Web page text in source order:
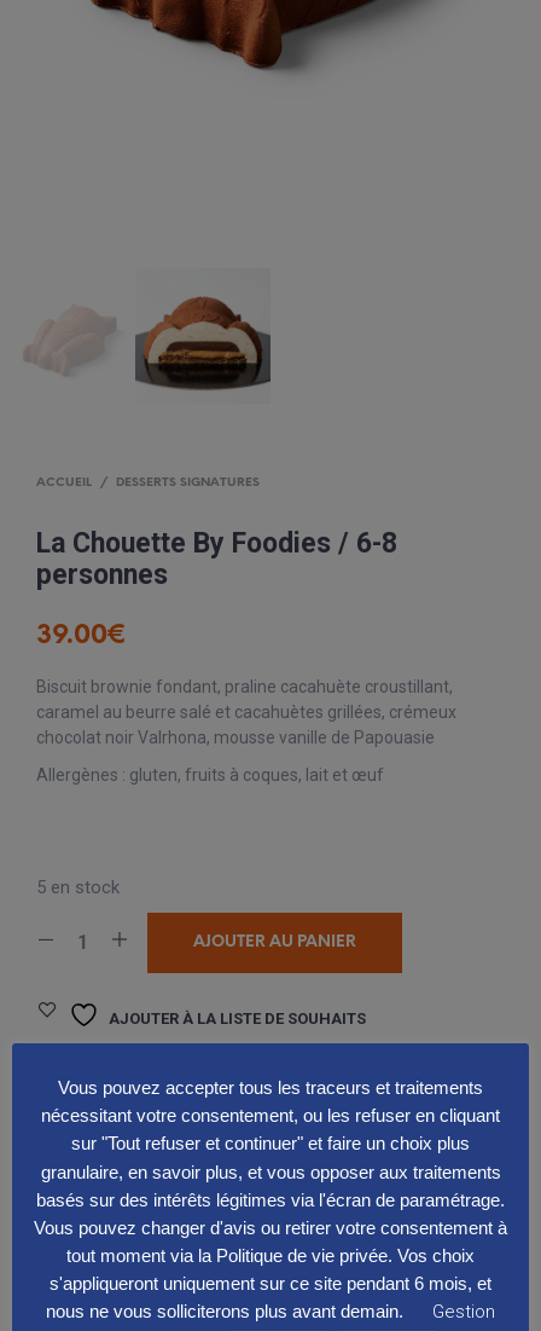
ACCUEIL / DESSERTS SIGNATURES
La Chouette By Foodies / 6-8
personnes
39.00€
Biscuit brownie fondant, praline cacahuète croustillant,
caramel au beurre salé et cacahuètes grillées, crémeux
chocolat noir Valrhona, mousse vanille de Papouasie
Allergènes : gluten, fruits à coques, lait et œuf
5 en stock
AJOUTER AU PANIER
AJOUTER À LA LISTE DE SOUHAITS
CATÉGORIES :CARTE DES DESSERTS,DESSERTS SIGNATURES
PREVIOUS PRODUCT NEXT PRODUCT
DESCRIPTION
Vous pouvez accepter tous les traceurs et traitements
nécessitant votre consentement, ou les refuser en cliquant
sur "Tout refuser et continuer" et faire un choix plus
granulaire, en savoir plus, et vous opposer aux traitements
basés sur des intérêts légitimes via l'écran de paramétrage.
Vous pouvez changer d'avis ou retirer votre consentement à
tout moment via la Politique de vie privée. Vos choix
s'appliqueront uniquement sur ce site pendant 6 mois, et
nous ne vous solliciterons plus avant demain.
Gestion